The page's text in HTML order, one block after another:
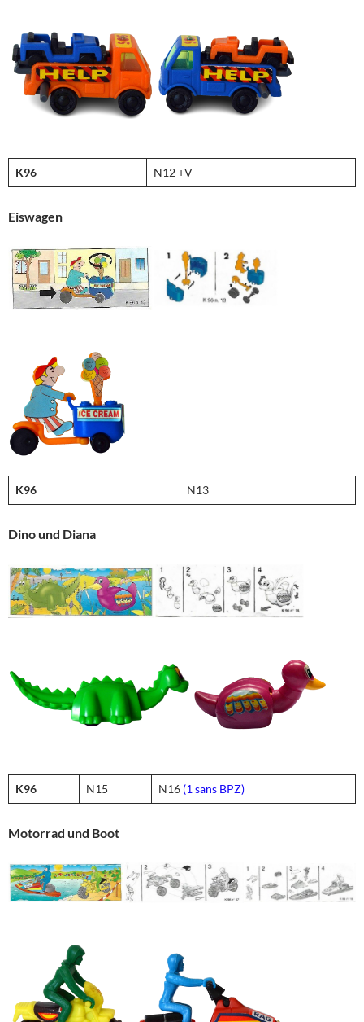
K96 N12 +V
Eiswagen
K96 N13
Dino und Diana
K96 N15 N16 (1 sans BPZ)
Motorrad und Boot